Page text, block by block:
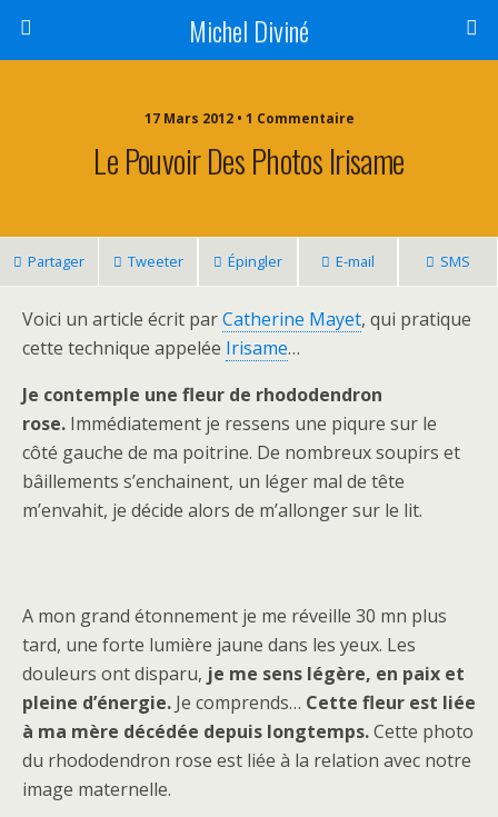
Michel Diviné
17 Mars 2012 • 1 Commentaire
Le Pouvoir Des Photos Irisame
Partager Tweeter Épingler E-mail SMS
Voici un article écrit parCatherine Mayet, qui pratique
cette technique appelée Irisame…
Je contemple une fleur de rhododendron
rose. Immédiatement je ressens une piqure sur le
côté gauche de ma poitrine. De nombreux soupirs et
bâillements s’enchainent, un léger mal de tête
m’envahit, je décide alors de m’allonger sur le lit.
A mon grand étonnement je me réveille 30 mn plus
tard, une forte lumière jaune dans les yeux. Les
douleurs ont disparu, je me sens légère, en paix et
pleine d’énergie. Je comprends… Cette fleur est liée
à ma mère décédée depuis longtemps.Cette photo
du rhododendron rose est liée à la relation avec notre
image maternelle.